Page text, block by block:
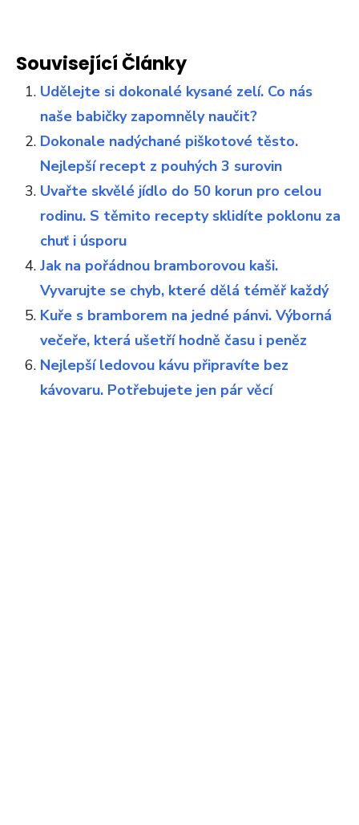
Související Články
Udělejte si dokonalé kysané zelí. Co nás
naše babičky zapomněly naučit?
Dokonale nadýchané piškotové těsto.
Nejlepší recept z pouhých 3 surovin
Uvařte skvělé jídlo do 50 korun pro celou
rodinu. S těmito recepty sklidíte poklonu za
chuť i úsporu
Jak na pořádnou bramborovou kaši.
Vyvarujte se chyb, které dělá téměř každý
Kuře s bramborem na jedné pánvi. Výborná
večeře, která ušetří hodně času i peněz
Nejlepší ledovou kávu připravíte bez
kávovaru. Potřebujete jen pár věcí